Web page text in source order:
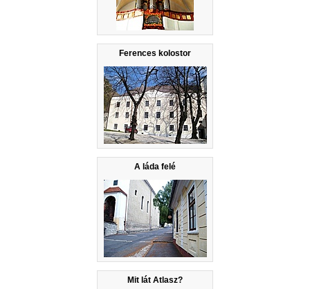
Ferences kolostor
A láda felé
Mit lát Atlasz?